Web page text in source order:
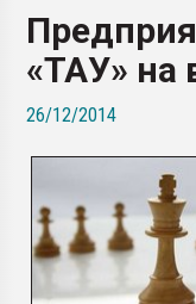
отходы Композиция
и АБС-пластика
PC/ABS-1IM черный
«ТАУ» на
26/12/2014